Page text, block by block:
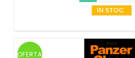
IN STOC
OFERTA